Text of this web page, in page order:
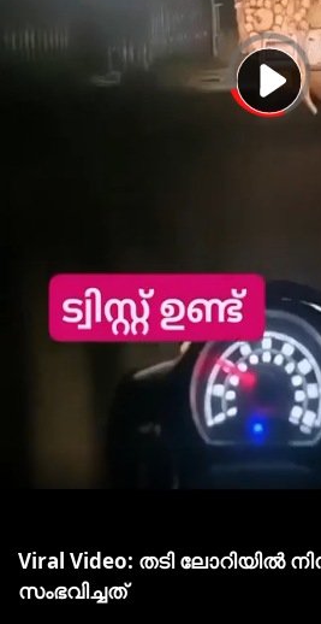
Viral Video: തടി ലോറിയിൽ
സംഭവിച്ചത്